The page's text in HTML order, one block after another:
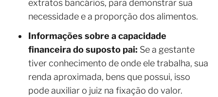
extratos bancários, para demonstrar sua
necessidade e a proporção dos alimentos.
Informações sobre a capacidade
financeira do suposto pai: Se a gestante
tiver conhecimento de onde ele trabalha, sua
renda aproximada, bens que possui, isso
pode auxiliar o juiz na fixação do valor.